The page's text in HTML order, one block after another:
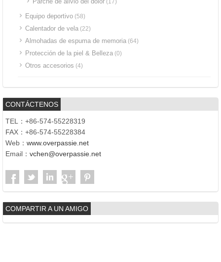
(17)
Equipo deportivo (58)
Calentador de vela (22)
Almohadas de espuma de memoria (64)
Protección de la piel & Belleza (0)
Otros accesorios (4)
CONTÁCTENOS
TEL：+86-574-55228319
FAX：+86-574-55228384
Web： www.overpassie.net
Email： vchen@overpassie.net
COMPARTIR A UN AMIGO